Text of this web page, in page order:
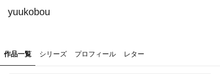
yuukobou
作品一覧 シリーズ プロフィール レター